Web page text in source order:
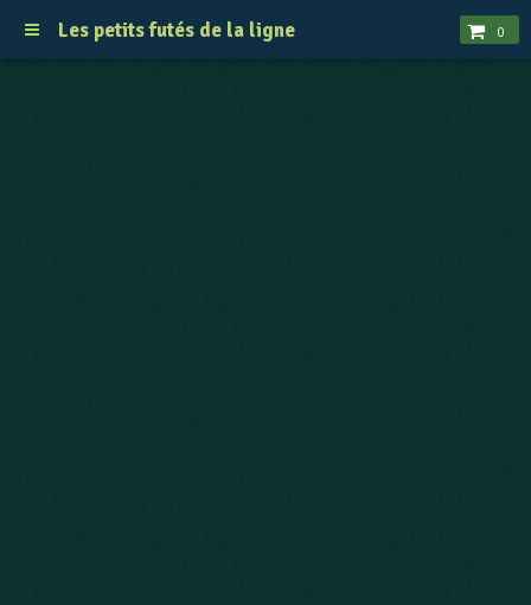
Les petits futés de la ligne 0